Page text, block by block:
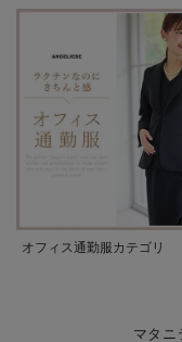
オフィス通勤服カテゴリ
マタ